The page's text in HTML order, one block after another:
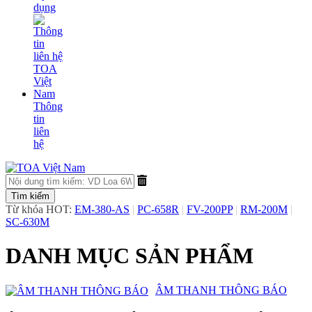
dụng
Thông
tin
liên
hệ
Từ khóa HOT: EM-380-AS | PC-658R | FV-200PP | RM-200M |
SC-630M
DANH MỤC SẢN PHẨM
​ÂM THANH THÔNG BÁO